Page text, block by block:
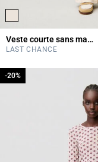
Veste courte sans manches
LAST CHANCE
-20%
-20%